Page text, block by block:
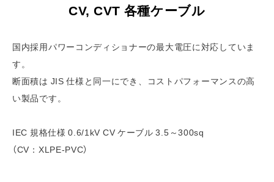
CV, CVT 各種ケーブル
国内採用パワーコンディショナーの最大電圧に対応していま
す。
断面積は JIS 仕様と同一にでき、コストパフォーマンスの高
い製品です。
IEC 規格仕様 0.6/1kV CV ケーブル 3.5～300sq
（CV：XLPE-PVC）